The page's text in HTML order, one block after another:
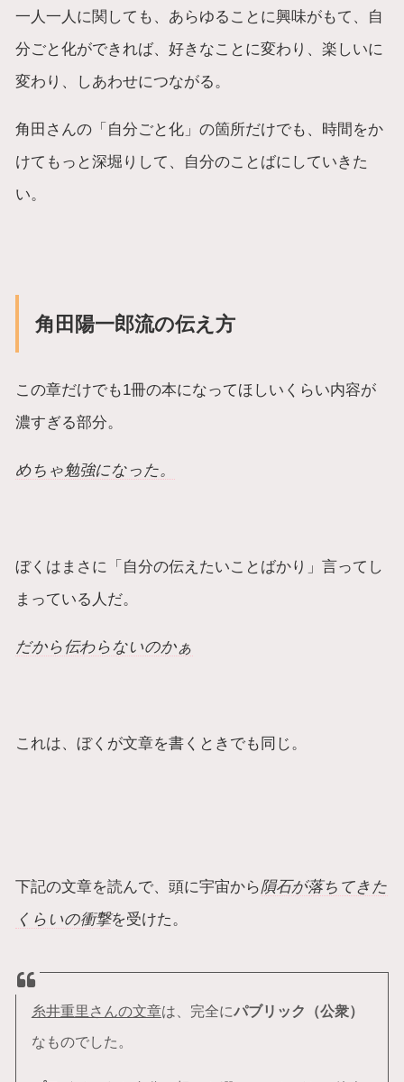
一人一人に関しても、あらゆることに興味がもて、自
分ごと化ができれば、好きなことに変わり、楽しいに
変わり、しあわせにつながる。
角田さんの「自分ごと化」の箇所だけでも、時間をか
けてもっと深堀りして、自分のことばにしていきた
い。
角田陽一郎流の伝え方
この章だけでも1冊の本になってほしいくらい内容が
濃すぎる部分。
めちゃ勉強になった。
ぼくはまさに「自分の伝えたいことばかり」言ってし
まっている人だ。
だから伝わらないのかぁ
これは、ぼくが文章を書くときでも同じ。
下記の文章を読んで、頭に宇宙から隕石が落ちてきた
くらいの衝撃を受けた。
糸井重里さんの文章は、完全にパブリック（公衆）
なものでした。